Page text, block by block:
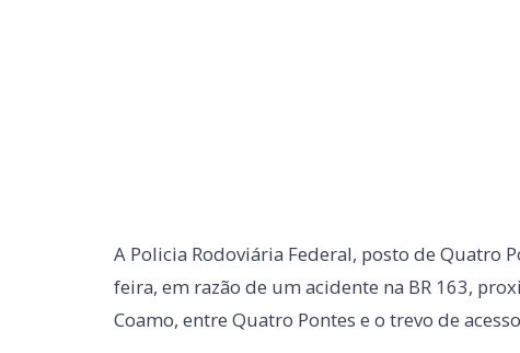
Foi apurado no local que o acidente
trafegavam no sentido a Quatro Pontes.